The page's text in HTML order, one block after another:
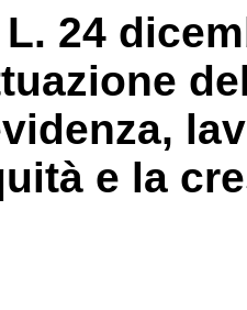
24
e la